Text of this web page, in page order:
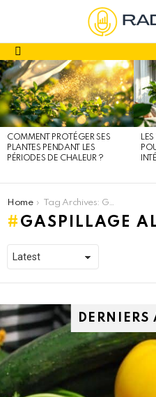
Menu
DERNIERS
ARTICLES
COMMENT PROTÉGER SES
PLANTES PENDANT LES
PÉRIODES DE CHALEUR ?
You are here:
Home Tag Archives: Gaspillage alimentaire
GASPILLAGE
DERNIERS